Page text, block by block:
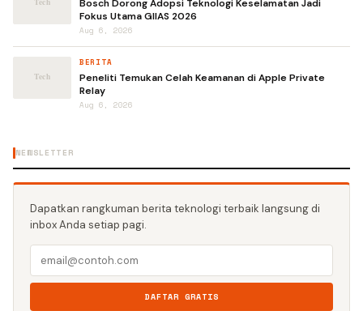
Bosch Dorong Adopsi Teknologi Keselamatan Jadi
Fokus Utama GIIAS 2026
Aug 6, 2026
BERITA
Peneliti Temukan Celah Keamanan di Apple Private
Relay
Aug 6, 2026
NEWSLETTER
Dapatkan rangkuman berita teknologi terbaik langsung di
inbox Anda setiap pagi.
DAFTAR GRATIS